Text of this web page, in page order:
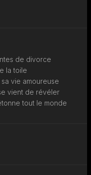
de divorce
la toile
vie amoureuse
vient de révéler
tout le monde